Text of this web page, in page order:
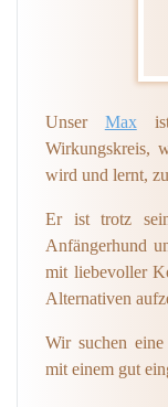
Unser Maxist
Wirkungskreis,
wird und lernt,
Er ist trotz
Anfängerhund
mit liebevoller
Alternativen
Wir suchen
mit einem gut